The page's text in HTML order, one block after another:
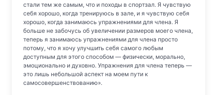
стали тем же самым, что и походы в спортзал. Я чувствую
себя хорошо, когда тренируюсь в зале, и я чувствую себя
хорошо, когда занимаюсь упражнениями для члена. Я
больше не забочусь об увеличении размеров моего члена,
теперь я занимаюсь упражнениями для члена просто
потому, что я хочу улучшить себя самого любым
доступным для этого способом — физически, морально,
эмоционально и духовно. Упражнения для члена теперь —
это лишь небольшой аспект на моем пути к
самосовершенствованию».